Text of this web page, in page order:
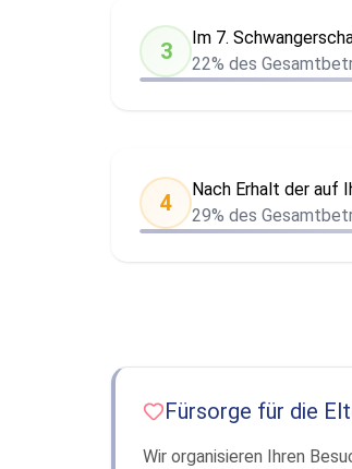
3
Im 7.
22% des
4
Nach Erhalt der auf
29% des
Fürsorge für die
Wir organisieren Ihren